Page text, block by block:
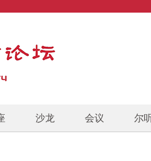
沙龙 会议 尔